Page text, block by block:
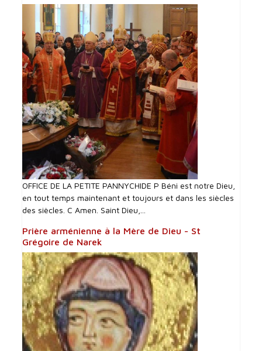
OFFICE DE LA PETITE PANNYCHIDE P Béni est notre Dieu,
en tout temps maintenant et toujours et dans les siècles
des siècles. C Amen. Saint Dieu,...
Prière arménienne à la Mère de Dieu - St
Grégoire de Narek